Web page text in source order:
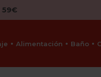
59€
Alimentación Baño